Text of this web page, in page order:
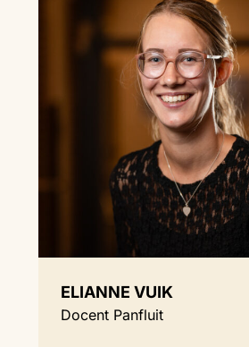
ELIANNE VUIK
Docent Panfluit